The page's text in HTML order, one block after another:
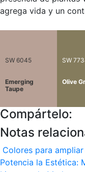
agrega vida y un
SW 6045
Emerging
Taupe
SW
Olive
Compártelo:
Notas
Colores para
Potencia la Estética: